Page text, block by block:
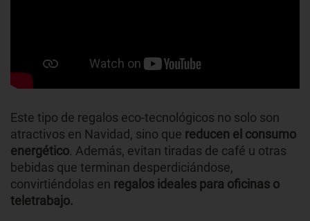
Este tipo de regalos eco-tecnológicos no solo son
atractivos en Navidad, sino que reducen el consumo
energético. Además, evitan tiradas de café u otras
bebidas que terminan desperdiciándose,
convirtiéndolas en regalos ideales para oficinas o
teletrabajo.